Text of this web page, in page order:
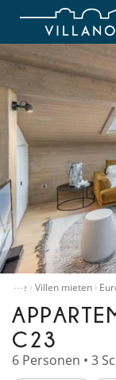
…
Home Villen mieten
C23
6 Personen • 3